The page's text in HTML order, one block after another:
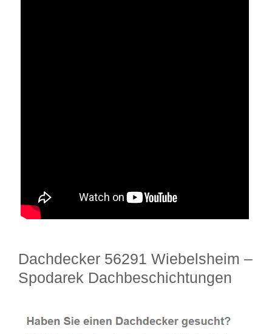
Dachdecker 56291 Wiebelsheim –
Spodarek Dachbeschichtungen